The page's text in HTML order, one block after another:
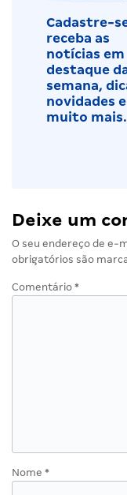
Cadastre-
receba as
notícias em
destaque
semana,
novidades e
muito mais.
Deixe um
O seu endereço de e-
obrigatórios são
Comentário *
Nome *